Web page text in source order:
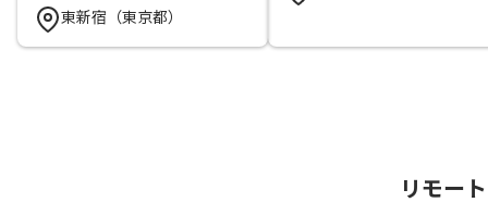
東新宿（東京都）
リモー